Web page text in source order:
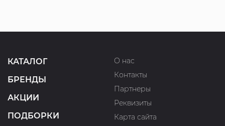
КАТАЛОГ
БРЕНДЫ
АКЦИИ
ПОДБОРКИ
О нас
Контакты
Партнеры
Реквизиты
Карта сайта